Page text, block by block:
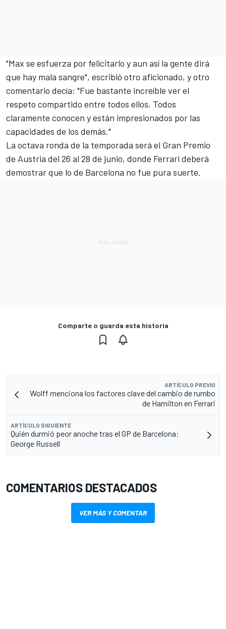
"Max se esfuerza por felicitarlo y aun así la gente dirá
que hay mala sangre", escribió otro aficionado, y otro
comentario decía: "Fue bastante increíble ver el
respeto compartido entre todos ellos. Todos
claramente conocen y están impresionados por las
capacidades de los demás."
La octava ronda de la temporada será el Gran Premio
de Austria del 26 al 28 de junio, donde Ferrari deberá
demostrar que lo de Barcelona no fue pura suerte.
Comparte o guarda esta historia
ARTÍCULO PREVIO
Wolff menciona los factores clave del cambio de rumbo
de Hamilton en Ferrari
ARTÍCULO SIGUIENTE
Quién durmió peor anoche tras el GP de Barcelona:
George Russell
COMENTARIOS DESTACADOS
VER MÁS Y COMENTAR